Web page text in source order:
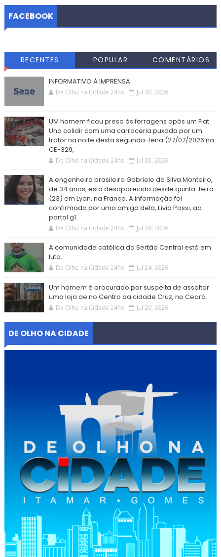
FACEBOOK
RECENTES POPULAR COMENTÁRIOS
INFORMATIVO À IMPRENSA
De Olho na Cidade 24hs Jul 30, 2026
UM homem ficou preso às ferragens após um Fiat
Uno colidir com uma carroceria puxada por um
trator na noite desta segunda-feira (27/07/2026 na
CE-329,
De Olho na Cidade 24hs Jul 28, 2026
A engenheira brasileira Gabriele da Silva Monteiro,
de 34 anos, está desaparecida desde quinta-feira
(23) em Lyon, na França. A informação foi
confirmada por uma amiga dela, Lívia Possi, ao
portal g1.
De Olho na Cidade 24hs Jul 28, 2026
A comunidade católica do Sertão Central está em
luto.
De Olho na Cidade 24hs Jul 24, 2026
Um homem é procurado por suspeita de assaltar
uma loja de no Centro da cidade Cruz, no Ceará.
De Olho na Cidade 24hs Jul 20, 2026
DE OLHO NA CIDADE